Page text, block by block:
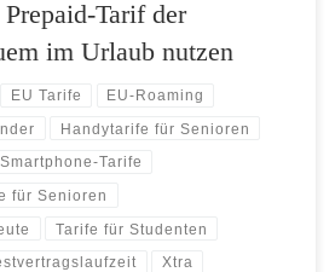
Tarif der
im Urlaub nutzen
EU Tarife EU-Roaming
Handytarife für Senioren
Smartphone-Tarife
für Senioren
Tarife für Studenten
Xtra